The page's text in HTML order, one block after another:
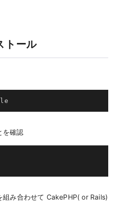
ール
を確認
み合わせて CakePHP( or Rails)